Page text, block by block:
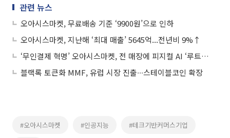
관련 뉴스
오아시스마켓, 무료배송 기준 ‘9900원’으로 인하
오아시스마켓, 지난해 ‘최대 매출’ 5645억...전년비 9%↑
‘무인결제 혁명’ 오아시스마켓, 전 매장에 피지컬 AI ‘루트 미니’ 도입
블랙록 토큰화 MMF, 유럽 시장 진출∙∙∙스테이블코인 확장
#오아시스마켓 #인공지능 #테크기반커머스기업